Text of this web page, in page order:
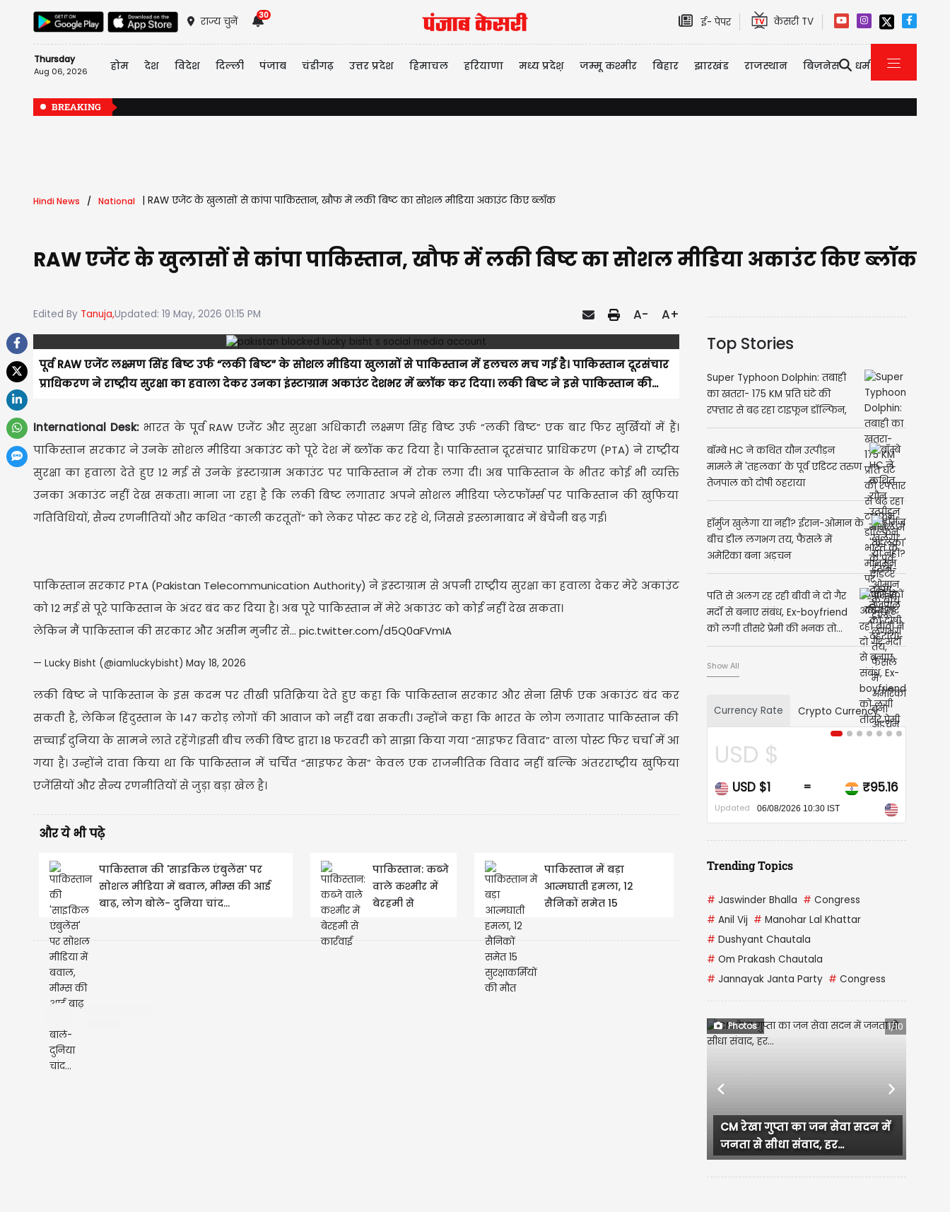
राज्य चुनें
30
ई- पेपर केसरी TV
Thursday
Aug 06, 2026 होम देश विदेश दिल्ली पंजाब चंडीगढ़ उत्तर प्रदेश हिमाचल हरियाणा मध्य प्रदेश़ जम्मू कश्मीर बिहार झारखंड राजस्थान बिज़नेस धर्म
BREAKING
Hindi News National RAW एजेंट के खुलासों से कांपा पाकिस्तान, खौफ में लकी बिष्ट का सोशल मीडिया अकाउंट किए ब्लॉक
RAW एजेंट के खुलासों से कांपा पाकिस्तान, खौफ में लकी बिष्ट का सोशल मीडिया अकाउंट किए ब्लॉक
Edited By Tanuja,Updated: 19 May, 2026 01:15 PM A- A+
पूर्व RAW एजेंट लक्ष्मण सिंह बिष्ट उर्फ “लकी बिष्ट” के सोशल मीडिया खुलासों से पाकिस्तान में हलचल मच गई है। पाकिस्तान दूरसंचार
प्राधिकरण ने राष्ट्रीय सुरक्षा का हवाला देकर उनका इंस्टाग्राम अकाउंट देशभर में ब्लॉक कर दिया। लकी बिष्ट ने इसे पाकिस्तान की...
International Desk:भारत के पूर्व RAW एजेंट और सुरक्षा अधिकारी लक्ष्मण सिंह बिष्ट उर्फ “लकी बिष्ट” एक बार फिर सुर्खियों में हैं।
पाकिस्तान सरकार ने उनके सोशल मीडिया अकाउंट को पूरे देश में ब्लॉक कर दिया है। पाकिस्तान दूरसंचार प्राधिकरण (PTA) ने राष्ट्रीय
सुरक्षा का हवाला देते हुए 12 मई से उनके इंस्टाग्राम अकाउंट पर पाकिस्तान में रोक लगा दी। अब पाकिस्तान के भीतर कोई भी व्यक्ति
उनका अकाउंट नहीं देख सकता। माना जा रहा है कि लकी बिष्ट लगातार अपने सोशल मीडिया प्लेटफॉर्म्स पर पाकिस्तान की खुफिया
गतिविधियों, सैन्य रणनीतियों और कथित “काली करतूतों” को लेकर पोस्ट कर रहे थे, जिससे इस्लामाबाद में बेचैनी बढ़ गई।
पाकिस्तान सरकार PTA (Pakistan Telecommunication Authority) ने इंस्टाग्राम से अपनी राष्ट्रीय सुरक्षा का हवाला देकर मेरे अकाउंट
को 12 मई से पूरे पाकिस्तान के अंदर बंद कर दिया है। अब पूरे पाकिस्तान में मेरे अकाउंट को कोई नहीं देख सकता।
लेकिन मैं पाकिस्तान की सरकार और असीम मुनीर से… pic.twitter.com/d5Q0aFVmIA
— Lucky Bisht (@iamluckybisht) May 18, 2026
लकी बिष्ट ने पाकिस्तान के इस कदम पर तीखी प्रतिक्रिया देते हुए कहा कि पाकिस्तान सरकार और सेना सिर्फ एक अकाउंट बंद कर
सकती है, लेकिन हिंदुस्तान के 147 करोड़ लोगों की आवाज को नहीं दबा सकती। उन्होंने कहा कि भारत के लोग लगातार पाकिस्तान की
सच्चाई दुनिया के सामने लाते रहेंगे।इसी बीच लकी बिष्ट द्वारा 18 फरवरी को साझा किया गया “साइफर विवाद” वाला पोस्ट फिर चर्चा में आ
गया है। उन्होंने दावा किया था कि पाकिस्तान में चर्चित “साइफर केस” केवल एक राजनीतिक विवाद नहीं बल्कि अंतरराष्ट्रीय खुफिया
एजेंसियों और सैन्य रणनीतियों से जुड़ा बड़ा खेल है।
और ये भी पढ़े
पाकिस्तान की 'साइकिल एंबुलेंस' पर
सोशल मीडिया में बवाल, मीम्स की आई
बाढ़, लोग बोले- दुनिया चांद...
पाकिस्तान: कब्जे
वाले कश्मीर में
बेरहमी से
पाकिस्तान में बड़ा
आत्मघाती हमला, 12
सैनिकों समेत 15
Top Stories
Super Typhoon Dolphin: तबाही
का खतरा- 175 KM प्रति घंटे की
रफ्तार से बढ़ रहा टाइफून डॉल्फिन,
भारत के मानसून पर वैज्ञानिकों की
नजर
बॉम्बे HC ने कथित यौन उत्पीड़न
मामले में 'तहलका' के पूर्व एडिटर तरुण
तेजपाल को दोषी ठहराया
हॉर्मुज खुलेगा या नहीं? ईरान-ओमान के
बीच डील लगभग तय, फैसले में
अमेरिका बना अड़चन
पति से अलग रह रही बीवी ने दो गैर
मर्दों से बनाए संबंध, Ex-boyfriend
को लगी तीसरे प्रेमी की भनक तो...
Show All
Currency Rate Crypto Currency
CAD $
CAD $1 = ₹67.90
Updated 06/08/2026 10:30 IST
Trending Topics
# Jaswinder Bhalla # Congress
# Anil Vij # Manohar Lal Khattar
# Dushyant Chautala
# Om Prakash Chautala
# Jannayak Janta Party # Congress
Photos 2/10
Murudeshwar Shiva Temple:
चांदी के रंग में चमकता महादेव का...
Previous Next